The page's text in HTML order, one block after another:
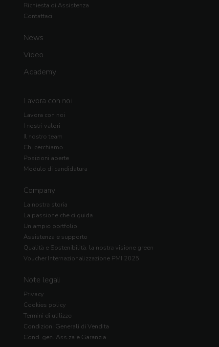
Richiesta di Assistenza
Contattaci
News
Video
Academy
Lavora con noi
Lavora con noi
I nostri valori
Il nostro team
Chi cerchiamo
Posizioni aperte
Modulo di candidatura
Company
La nostra storia
La passione che ci guida
Un ampio portfolio
Assistenza e supporto
Qualità e Sostenibilità: la nostra visione green
Voucher Internazionalizzazione PMI 2025
Note legali
Privacy
Cookies policy
Termini di utilizzo
Condizioni Generali di Vendita
Cond. gen. Ass.za e Garanzia